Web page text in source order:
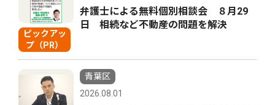
ピックアッ
プ（PR）
弁護士による無料個別相談会 ８月29
日 相続など不動産の問題を解決
青葉区
2026.08.01